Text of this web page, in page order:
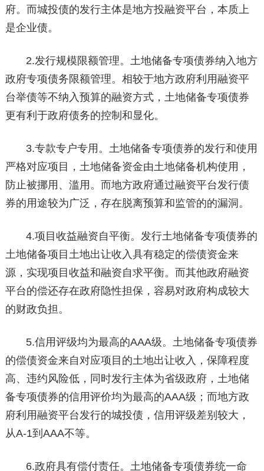
府。而城投债的发行主体是地方投融资平台，本质上
是企业债。
2.发行规模限额管理。土地储备专项债券纳入地方
政府专项债务限额管理。相较于地方政府利用融资平
台举债等不纳入预算的融资方式，土地储备专项债券
更有利于政府债务的控制和显化。
3.专款专户专用。土地储备专项债券的发行和使用
严格对应项目，土地储备资金由土地储备机构使用，
防止被挪用、滥用。而地方政府通过融资平台发行债
券的用途较为广泛，存在脱离预算和监管的的漏洞。
4.项目收益融资自平衡。发行土地储备专项债券的
土地储备项目土地出让收入具有稳定的偿债资金来
源，实现项目收益和融资自求平衡。而其他政府融资
平台的偿还存在政府隐性担保，容易对政府构成较大
的财政负担。
5.信用评级均为最高的AAA级。土地储备专项债券
的偿债资金来自对应项目的土地出让收入，保障程度
高、违约风险低，同时发行主体为省级政府，土地储
备专项债券的信用评价均为最高的AAA级；而地方政
府利用融资平台发行的城投债，信用评级差别较大，
从A-1到AAA不等。
6.政府具有偿付责任。土地储备专项债券统一命